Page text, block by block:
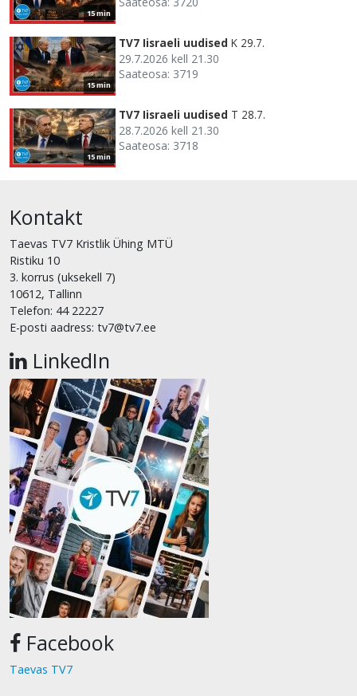
15 min
15 min
TV7 Iisraeli uudised K 29.7.
29.7.2026 kell 21.30
Saateosa: 3719
15 min
TV7 Iisraeli uudised T 28.7.
28.7.2026 kell 21.30
Saateosa: 3718
Kontakt
Taevas TV7 Kristlik Ühing MTÜ
Ristiku 10
3. korrus (uksekell 7)
10612, Tallinn
Telefon: 44 22227
E-posti aadress: tv7@tv7.ee
LinkedIn
Facebook
Taevas TV7